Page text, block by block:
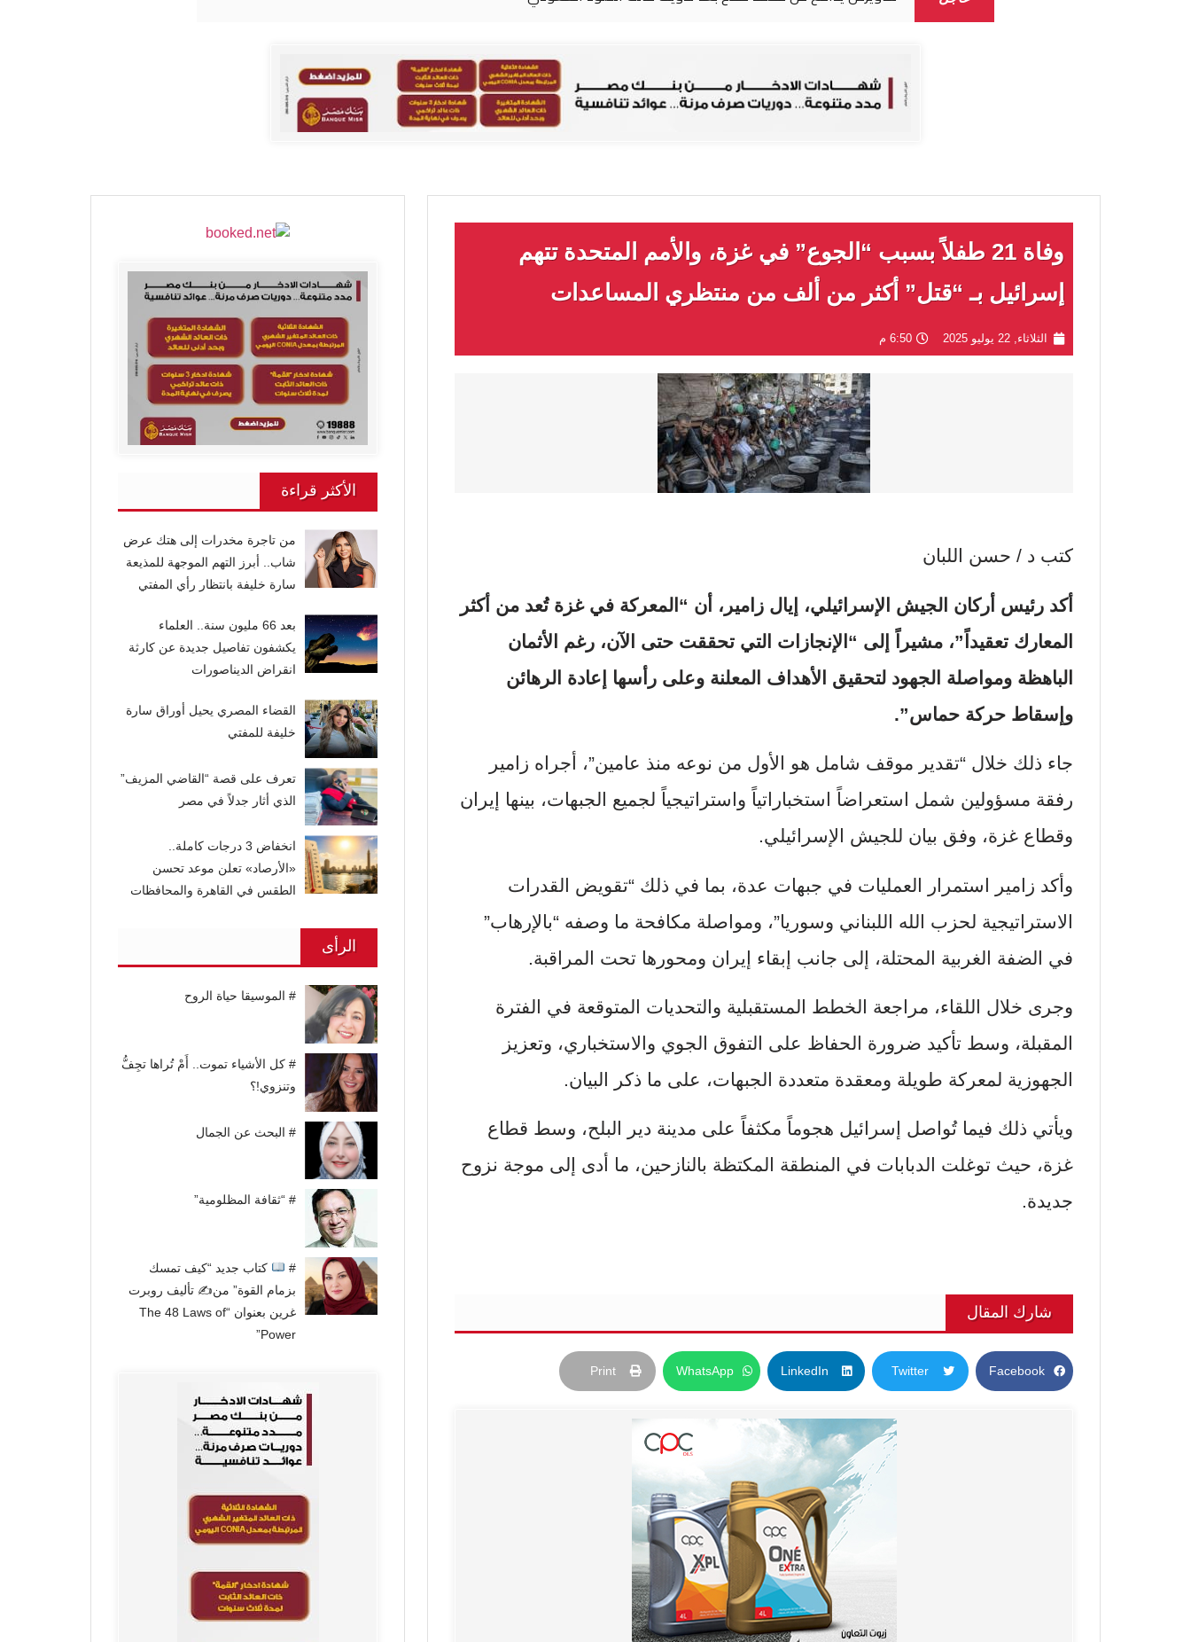
وفاة 21 طفلاً بسبب “الجوع” في غزة، والأمم المتحدة تتهم
إسرائيل بـ “قتل” أكثر من ألف من منتظري المساعدات
الثلاثاء, 22 يوليو 2025 6:50 م
كتب د / حسن اللبان
أكد رئيس أركان الجيش الإسرائيلي، إيال زامير، أن “المعركة في غزة تُعد من أكثر
المعارك تعقيداً”، مشيراً إلى “الإنجازات التي تحققت حتى الآن، رغم الأثمان
الباهظة ومواصلة الجهود لتحقيق الأهداف المعلنة وعلى رأسها إعادة الرهائن
وإسقاط حركة حماس”.
جاء ذلك خلال “تقدير موقف شامل هو الأول من نوعه منذ عامين”، أجراه زامير
رفقة مسؤولين شمل استعراضاً استخباراتياً واستراتيجياً لجميع الجبهات، بينها إيران
وقطاع غزة، وفق بيان للجيش الإسرائيلي.
وأكد زامير استمرار العمليات في جبهات عدة، بما في ذلك “تقويض القدرات
الاستراتيجية لحزب الله اللبناني وسوريا”، ومواصلة مكافحة ما وصفه “بالإرهاب”
في الضفة الغربية المحتلة، إلى جانب إبقاء إيران ومحورها تحت المراقبة.
وجرى خلال اللقاء، مراجعة الخطط المستقبلية والتحديات المتوقعة في الفترة
المقبلة، وسط تأكيد ضرورة الحفاظ على التفوق الجوي والاستخباري، وتعزيز
الجهوزية لمعركة طويلة ومعقدة متعددة الجبهات، على ما ذكر البيان.
ويأتي ذلك فيما تُواصل إسرائيل هجوماً مكثفاً على مدينة دير البلح، وسط قطاع
غزة، حيث توغلت الدبابات في المنطقة المكتظة بالنازحين، ما أدى إلى موجة نزوح
جديدة.
شارك المقال
Facebook
Twitter
LinkedIn
WhatsApp
Print
الأكثر قراءة
من تاجرة مخدرات إلى هتك عرض
شاب.. أبرز التهم الموجهة للمذيعة
سارة خليفة بانتظار رأي المفتي
بعد 66 مليون سنة.. العلماء
يكشفون تفاصيل جديدة عن كارثة
انقراض الديناصورات
القضاء المصري يحيل أوراق سارة
خليفة للمفتي
تعرف على قصة “القاضي المزيف”
الذي أثار جدلاً في مصر
انخفاض 3 درجات كاملة..
«الأرصاد» تعلن موعد تحسن
الطقس في القاهرة والمحافظات
الرأى
# الموسيقا حياة الروح
# كل الأشياء تموت.. أَمْ تُراها تجِفُّ
وتنزوي!؟
# البحث عن الجمال
# “ثقافة المظلومية”
#
كتاب جديد “كيف تمسك
بزمام القوة” من✍ تأليف روبرت
غرين بعنوان “The 48 Laws of
Power”